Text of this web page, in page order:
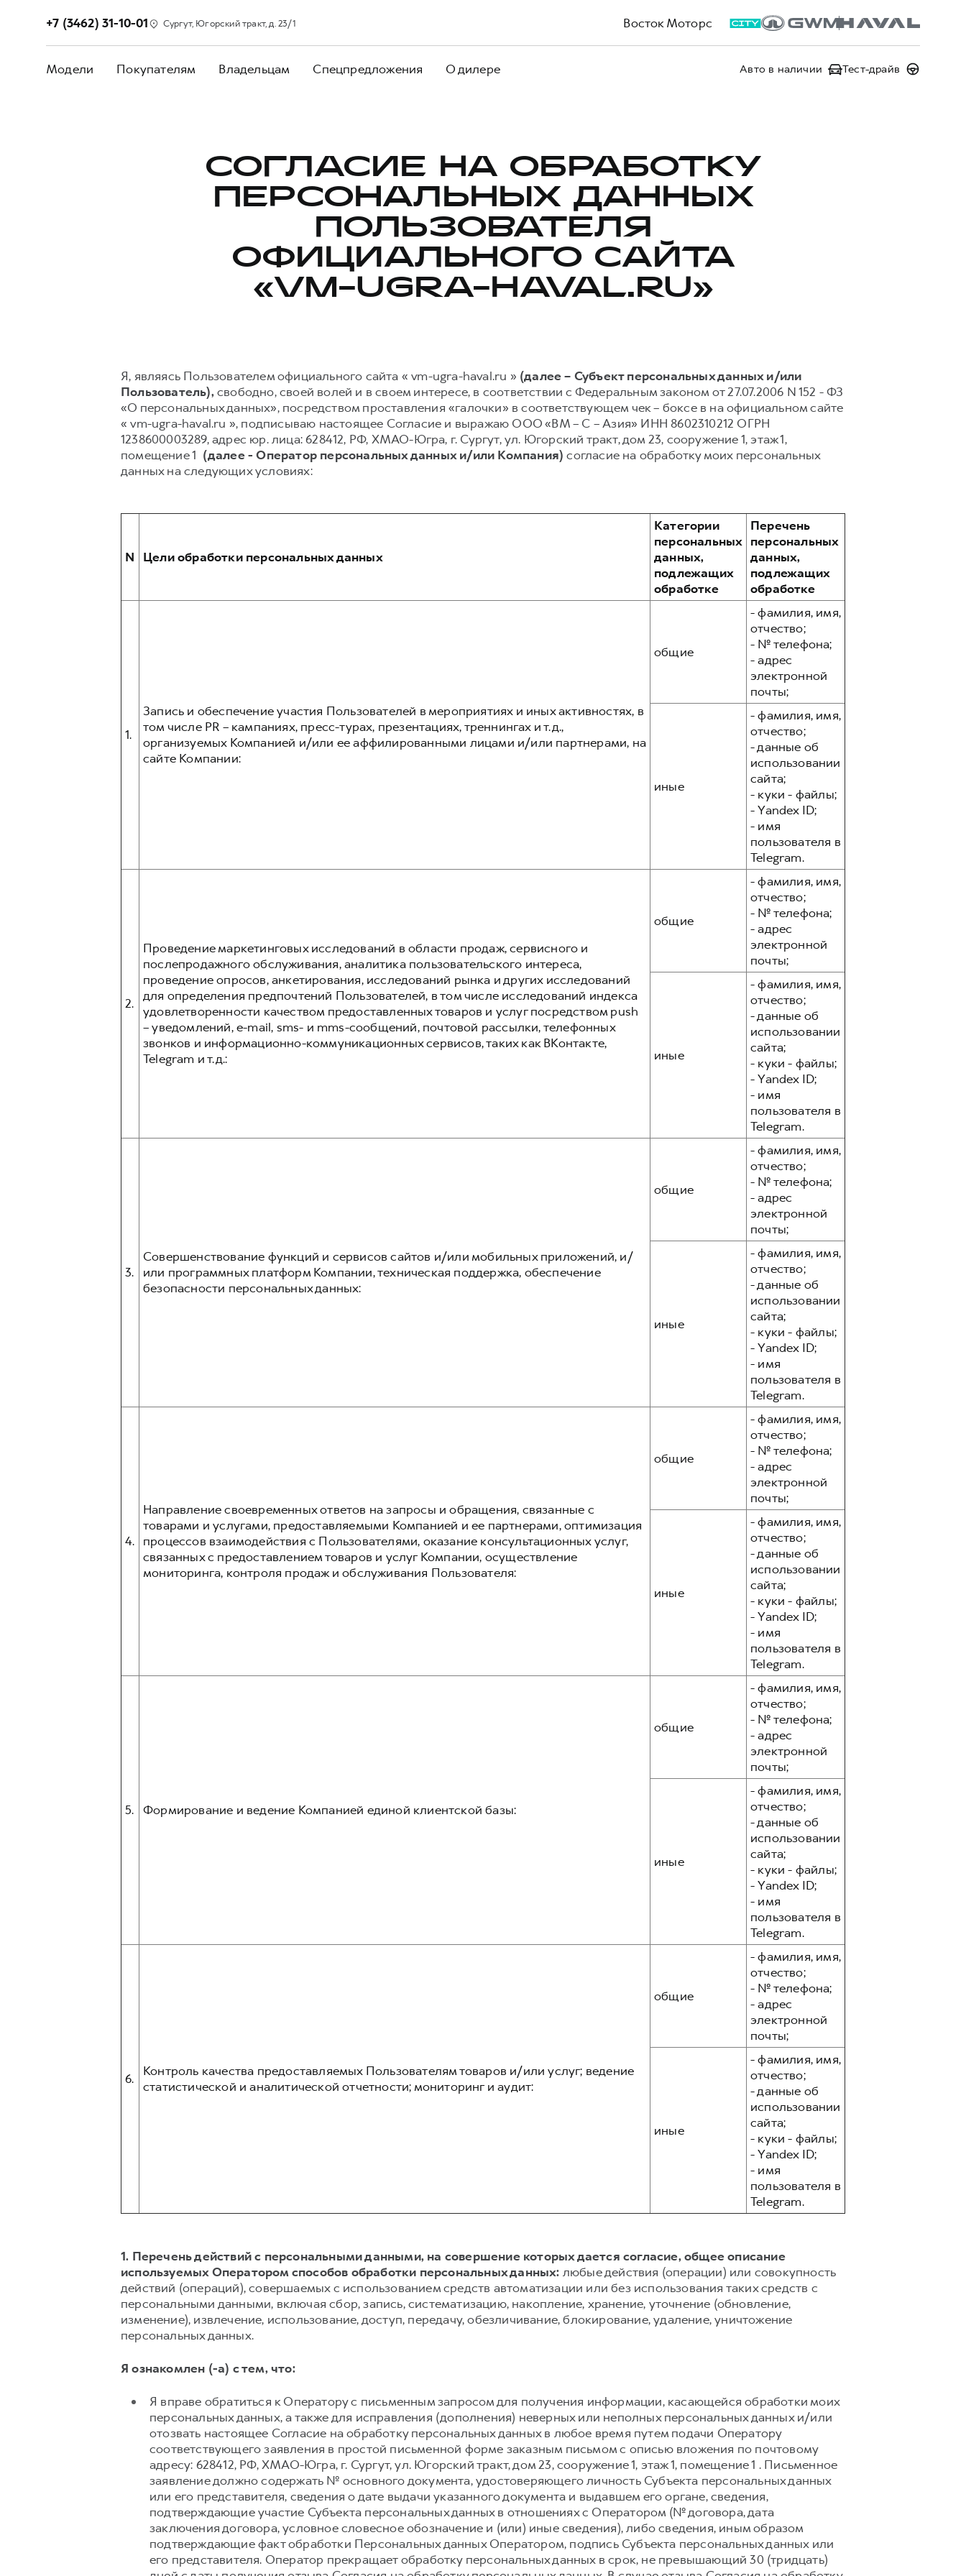
Восток Моторс
+7 (3462) 31-10-01 Сургут, Югорский тракт, д. 23/1
Модели Покупателям Владельцам Спецпредложения О дилере Авто в наличии Тест-драйв
СОГЛАСИЕ НА ОБРАБОТКУ
ПЕРСОНАЛЬНЫХ ДАННЫХ
ПОЛЬЗОВАТЕЛЯ
ОФИЦИАЛЬНОГО САЙТА
«VM-UGRA-HAVAL.RU»
Я, являясь Пользователем официального сайта « vm-ugra-haval.ru » (далее – Субъект персональных данных и/или
Пользователь),свободно, своей волей и в своем интересе, в соответствии с Федеральным законом от 27.07.2006 N 152 - ФЗ
«О персональных данных», посредством проставления «галочки» в соответствующем чек – боксе в на официальном сайте
« vm-ugra-haval.ru », подписываю настоящее Согласие и выражаю ООО «ВМ – С – Азия» ИНН 8602310212 ОГРН
1238600003289, адрес юр. лица: 628412, РФ, ХМАО-Югра, г. Сургут, ул. Югорский тракт, дом 23, сооружение 1, этаж 1,
помещение 1 (далее - Оператор персональных данных и/или Компания) согласие на обработку моих персональных
данных на следующих условиях:
N Цели обработки персональных данных
Категории
персональных
данных,
подлежащих
обработке
Перечень
персональных
данных,
подлежащих
обработке
1.
Запись и обеспечение участия Пользователей в мероприятиях и иных активностях, в
том числе PR – кампаниях, пресс-турах, презентациях, треннингах и т.д.,
организуемых Компанией и/или ее аффилированными лицами и/или партнерами, на
сайте Компании:
общие
- фамилия, имя,
отчество;
- № телефона;
- адрес
электронной
почты;
иные
- фамилия, имя,
отчество;
- данные об
использовании
сайта;
- куки - файлы;
- Yandex ID;
- имя
пользователя в
Telegram.
2.
Проведение маркетинговых исследований в области продаж, сервисного и
послепродажного обслуживания, аналитика пользовательского интереса,
проведение опросов, анкетирования, исследований рынка и других исследований
для определения предпочтений Пользователей, в том числе исследований индекса
удовлетворенности качеством предоставленных товаров и услуг посредством push
– уведомлений, e-mail, sms- и mms-сообщений, почтовой рассылки, телефонных
звонков и информационно-коммуникационных сервисов, таких как ВКонтакте,
Telegram и т.д.:
общие
- фамилия, имя,
отчество;
- № телефона;
- адрес
электронной
почты;
иные
- фамилия, имя,
отчество;
- данные об
использовании
сайта;
- куки - файлы;
- Yandex ID;
- имя
пользователя в
Telegram.
3.
Совершенствование функций и сервисов сайтов и/или мобильных приложений, и/
или программных платформ Компании, техническая поддержка, обеспечение
безопасности персональных данных:
общие
- фамилия, имя,
отчество;
- № телефона;
- адрес
электронной
почты;
иные
- фамилия, имя,
отчество;
- данные об
использовании
сайта;
- куки - файлы;
- Yandex ID;
- имя
пользователя в
Telegram.
4.
Направление своевременных ответов на запросы и обращения, связанные с
товарами и услугами, предоставляемыми Компанией и ее партнерами, оптимизация
процессов взаимодействия с Пользователями, оказание консультационных услуг,
связанных с предоставлением товаров и услуг Компании, осуществление
мониторинга, контроля продаж и обслуживания Пользователя:
общие
- фамилия, имя,
отчество;
- № телефона;
- адрес
электронной
почты;
иные
- фамилия, имя,
отчество;
- данные об
использовании
сайта;
- куки - файлы;
- Yandex ID;
- имя
пользователя в
Telegram.
5. Формирование и ведение Компанией единой клиентской базы:
общие
- фамилия, имя,
отчество;
- № телефона;
- адрес
электронной
почты;
иные
- фамилия, имя,
отчество;
- данные об
использовании
сайта;
- куки - файлы;
- Yandex ID;
- имя
пользователя в
Telegram.
6.
Контроль качества предоставляемых Пользователям товаров и/или услуг; ведение
статистической и аналитической отчетности; мониторинг и аудит:
общие
- фамилия, имя,
отчество;
- № телефона;
- адрес
электронной
почты;
иные
- фамилия, имя,
отчество;
- данные об
использовании
сайта;
- куки - файлы;
- Yandex ID;
- имя
пользователя в
Telegram.
1. Перечень действий с персональными данными, на совершение которых дается согласие, общее описание
используемых Оператором способов обработки персональных данных: любые действия (операции) или совокупность
действий (операций), совершаемых с использованием средств автоматизации или без использования таких средств с
персональными данными, включая сбор, запись, систематизацию, накопление, хранение, уточнение (обновление,
изменение), извлечение, использование, доступ, передачу, обезличивание, блокирование, удаление, уничтожение
персональных данных.
Я ознакомлен (-а) с тем, что:
Я вправе обратиться к Оператору с письменным запросом для получения информации, касающейся обработки моих
персональных данных, а также для исправления (дополнения) неверных или неполных персональных данных и/или
отозвать настоящее Согласие на обработку персональных данных в любое время путем подачи Оператору
соответствующего заявления в простой письменной форме заказным письмом с описью вложения по почтовому
адресу: 628412, РФ, ХМАО-Югра, г. Сургут, ул. Югорский тракт, дом 23, сооружение 1, этаж 1, помещение 1 . Письменное
заявление должно содержать № основного документа, удостоверяющего личность Субъекта персональных данных
или его представителя, сведения о дате выдачи указанного документа и выдавшем его органе, сведения,
подтверждающие участие Субъекта персональных данных в отношениях с Оператором (№ договора, дата
заключения договора, условное словесное обозначение и (или) иные сведения), либо сведения, иным образом
подтверждающие факт обработки Персональных данных Оператором, подпись Субъекта персональных данных или
его представителя. Оператор прекращает обработку персональных данных в срок, не превышающий 30 (тридцать)